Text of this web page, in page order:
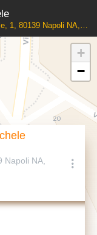
Italien - Pizza - Via Cesare Sersale, 1, 80139 Napoli NA, Italie
Napoli NA,
+
−